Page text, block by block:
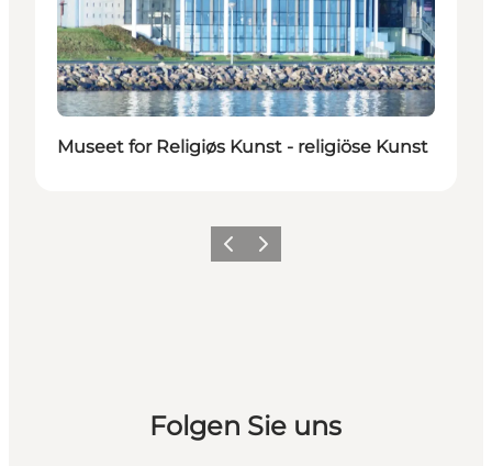
Museet for Religiøs Kunst - religiöse Kunst
ZurückWeiter
Folgen Sie uns